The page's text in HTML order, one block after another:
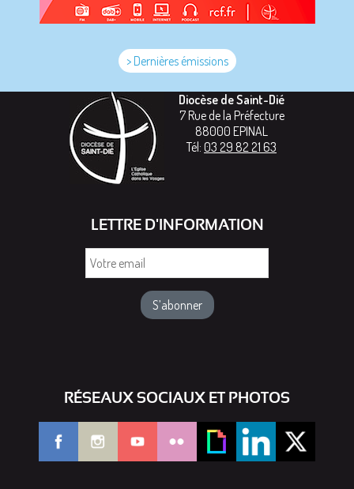
> Dernières émissions
Diocèse de Saint-Dié
7 Rue de la Préfecture
88000 EPINAL
Tél: 03 29 82 21 63
LETTRE D'INFORMATION
RÉSEAUX SOCIAUX ET PHOTOS